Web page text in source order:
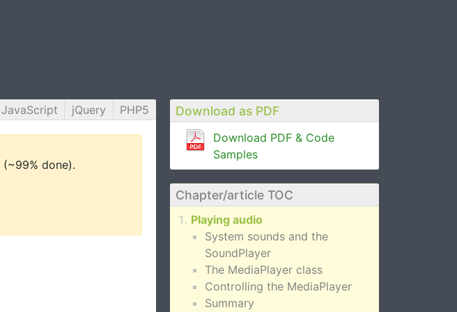
Download as PDF
Download PDF & Code
Samples
Chapter/article TOC
Playing audio
System sounds and the
SoundPlayer
The MediaPlayer class
Controlling the MediaPlayer
Summary
JavaScript jQuery PHP5
(~99% done).